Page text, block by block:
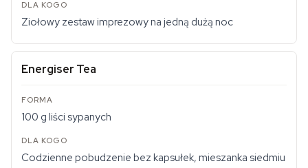
Ziołowy zestaw imprezowy na jedną dużą noc
Energiser Tea
100 g liści sypanych
Codzienne pobudzenie bez kapsułek, mieszanka siedmiu